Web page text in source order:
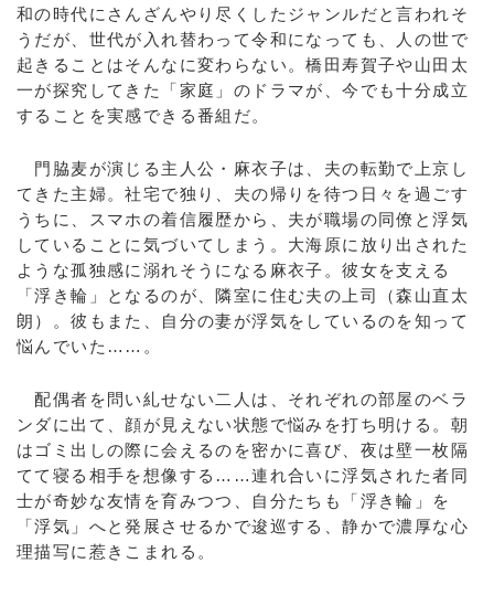
和の時代にさんざんやり尽くしたジャンルだと言われそ
うだが、世代が入れ替わって令和になっても、人の世で
起きることはそんなに変わらない。橋田寿賀子や山田太
一が探究してきた「家庭」のドラマが、今でも十分成立
することを実感できる番組だ。
門脇麦が演じる主人公・麻衣子は、夫の転勤で上京し
てきた主婦。社宅で独り、夫の帰りを待つ日々を過ごす
うちに、スマホの着信履歴から、夫が職場の同僚と浮気
していることに気づいてしまう。大海原に放り出された
ような孤独感に溺れそうになる麻衣子。彼女を支える
「浮き輪」となるのが、隣室に住む夫の上司（森山直太
朗）。彼もまた、自分の妻が浮気をしているのを知って
悩んでいた……。
配偶者を問い糺せない二人は、それぞれの部屋のベラ
ンダに出て、顔が見えない状態で悩みを打ち明ける。朝
はゴミ出しの際に会えるのを密かに喜び、夜は壁一枚隔
てて寝る相手を想像する……連れ合いに浮気された者同
士が奇妙な友情を育みつつ、自分たちも「浮き輪」を
「浮気」へと発展させるかで逡巡する、静かで濃厚な心
理描写に惹きこまれる。